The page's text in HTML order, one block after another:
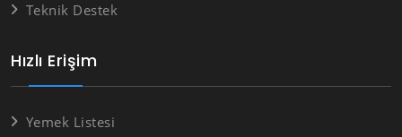
Hızlı Erişim
Yemek Listesi
Teknik Destek